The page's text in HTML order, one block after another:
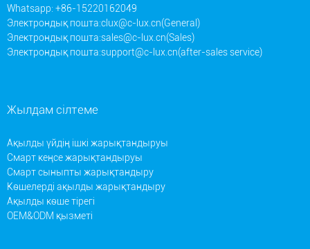
Whatsapp: +86-15220162049
Электрондық пошта:clux@c-lux.cn(General)
Электрондық пошта:sales@c-lux.cn(Sales)
Электрондық пошта:support@c-lux.cn(after-sales service)
Жылдам сілтеме
Ақылды үйдің ішкі жарықтандыруы
Смарт кеңсе жарықтандыруы
Смарт сыныпты жарықтандыру
Көшелерді ақылды жарықтандыру
Ақылды көше тірегі
OEM&ODM қызметі